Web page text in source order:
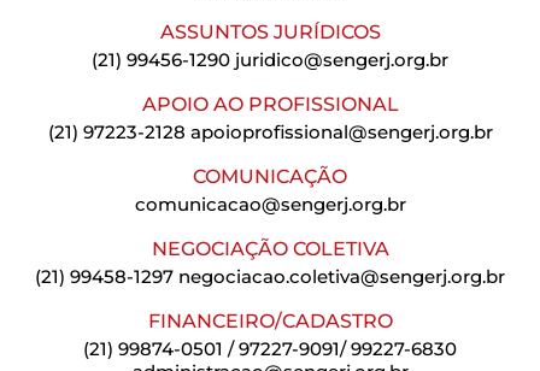
ASSUNTOS JURÍDICOS
(21) 99456-1290 juridico@sengerj.org.br
APOIO AO PROFISSIONAL
(21) 97223-2128 apoioprofissional@sengerj.org.br
COMUNICAÇÃO
comunicacao@sengerj.org.br
NEGOCIAÇÃO COLETIVA
(21) 99458-1297 negociacao.coletiva@sengerj.org.br
FINANCEIRO/CADASTRO
(21) 99874-0501 / 97227-9091/ 99227-6830